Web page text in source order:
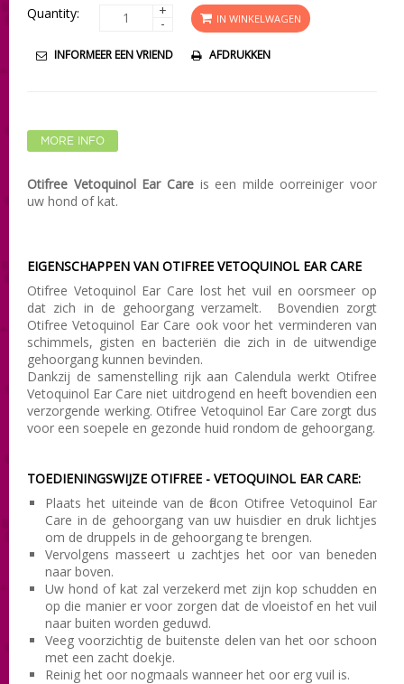
Quantity: +
- IN WINKELWAGEN
INFORMEER EEN VRIEND AFDRUKKEN
MORE INFO
Otifree Vetoquinol Ear Careis een milde oorreiniger voor
uw hond of kat.
EIGENSCHAPPEN VAN OTIFREE VETOQUINOL EAR CARE
Otifree Vetoquinol Ear Care lost het vuil en oorsmeer op
dat zich in de gehoorgang verzamelt. Bovendien zorgt
Otifree Vetoquinol Ear Care ook voor het verminderen van
schimmels, gisten en bacteriën die zich in de uitwendige
gehoorgang kunnen bevinden.
Dankzij de samenstelling rijk aan Calendula werkt Otifree
Vetoquinol Ear Care niet uitdrogend en heeft bovendien een
verzorgende werking. Otifree Vetoquinol Ear Care zorgt dus
voor een soepele en gezonde huid rondom de gehoorgang.
TOEDIENINGSWIJZE OTIFREE - VETOQUINOL EAR CARE:
Plaats het uiteinde van de flacon Otifree Vetoquinol Ear
Care in de gehoorgang van uw huisdier en druk lichtjes
om de druppels in de gehoorgang te brengen.
Vervolgens masseert u zachtjes het oor van beneden
naar boven.
Uw hond of kat zal verzekerd met zijn kop schudden en
op die manier er voor zorgen dat de vloeistof en het vuil
naar buiten worden geduwd.
Veeg voorzichtig de buitenste delen van het oor schoon
met een zacht doekje.
Reinig het oor nogmaals wanneer het oor erg vuil is.